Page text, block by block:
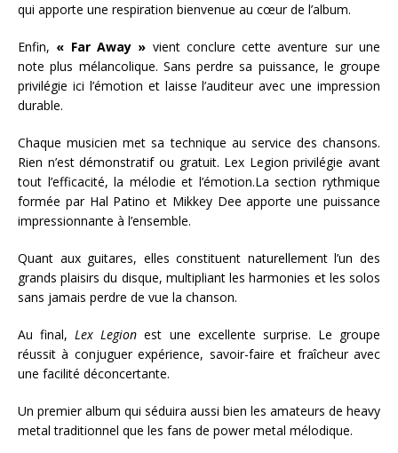
qui apporte une respiration bienvenue au cœur de l’album.
Enfin, « Far Away » vient conclure cette aventure sur une
note plus mélancolique. Sans perdre sa puissance, le groupe
privilégie ici l’émotion et laisse l’auditeur avec une impression
durable.
Chaque musicien met sa technique au service des chansons.
Rien n’est démonstratif ou gratuit. Lex Legion privilégie avant
tout l’efficacité, la mélodie et l’émotion.La section rythmique
formée par Hal Patino et Mikkey Dee apporte une puissance
impressionnante à l’ensemble.
Quant aux guitares, elles constituent naturellement l’un des
grands plaisirs du disque, multipliant les harmonies et les solos
sans jamais perdre de vue la chanson.
Au final,Lex Legion est une excellente surprise. Le groupe
réussit à conjuguer expérience, savoir-faire et fraîcheur avec
une facilité déconcertante.
Un premier album qui séduira aussi bien les amateurs de heavy
metal traditionnel que les fans de power metal mélodique.